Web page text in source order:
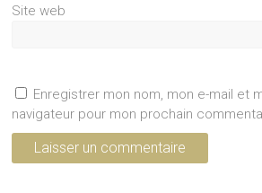
Site web
Enregistrer mon nom, mon e-mail et
navigateur pour mon prochain